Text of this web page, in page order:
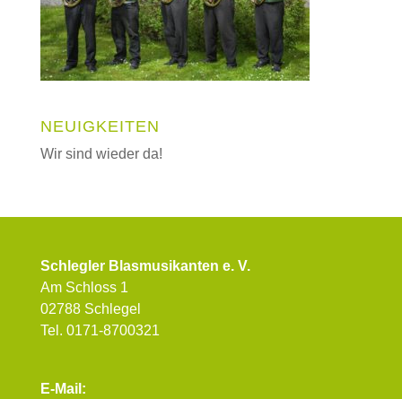
NEUIGKEITEN
Wir sind wieder da!
Schlegler Blasmusikanten e. V.
Am Schloss 1
02788 Schlegel
Tel. 0171-8700321
E-Mail: